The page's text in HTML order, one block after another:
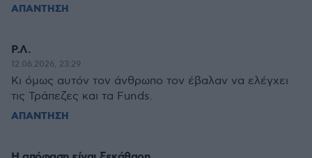
ΑΠΑΝΤΗΣΗ
Ρ.Λ.
12.06.2026, 23:29
Κι όμως αυτόν τον άνθρωπο τον έβαλαν να ελέγχει
τις Τράπεζες και τα Funds.
ΑΠΑΝΤΗΣΗ